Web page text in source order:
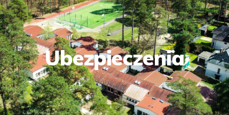
Ubezpieczenia